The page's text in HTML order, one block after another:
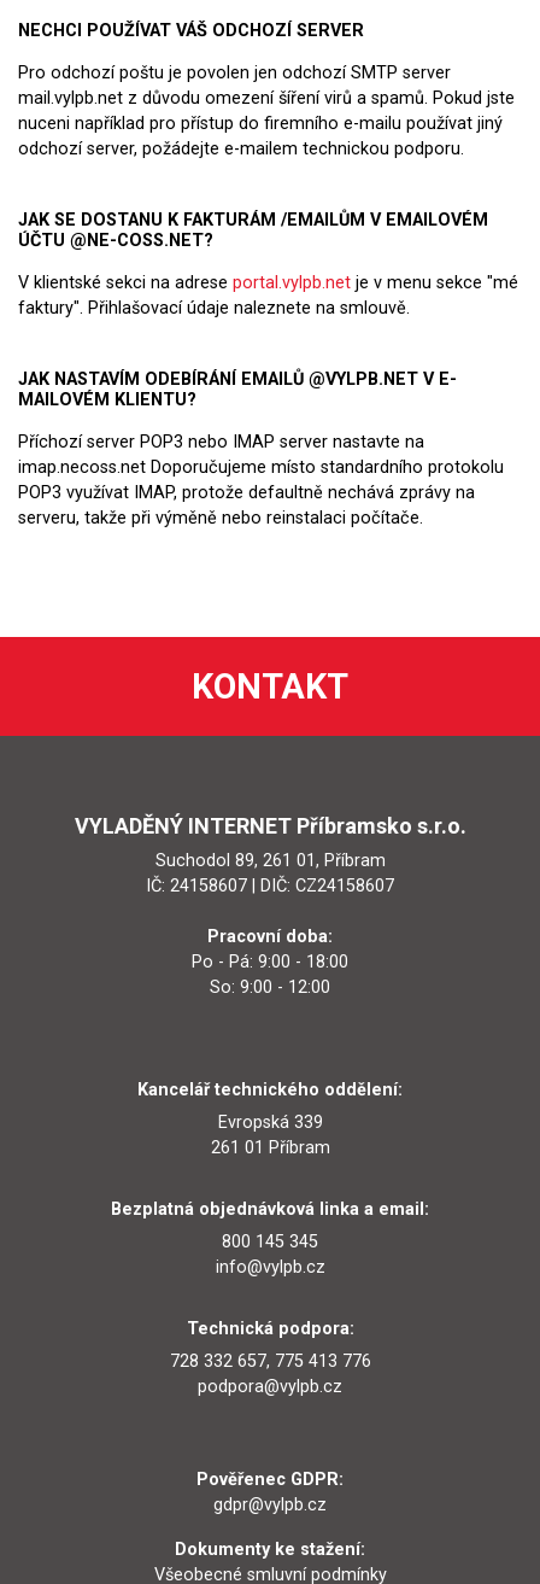
NECHCI POUŽÍVAT VÁŠ ODCHOZÍ SERVER
Pro odchozí poštu je povolen jen odchozí SMTP server
mail.vylpb.net z důvodu omezení šíření virů a spamů. Pokud jste
nuceni například pro přístup do firemního e-mailu používat jiný
odchozí server, požádejte e-mailem technickou podporu.
JAK SE DOSTANU K FAKTURÁM /EMAILŮM V EMAILOVÉM
ÚČTU @NE-COSS.NET?
V klientské sekci na adrese portal.vylpb.net je v menu sekce "mé
faktury". Přihlašovací údaje naleznete na smlouvě.
JAK NASTAVÍM ODEBÍRÁNÍ EMAILŮ @VYLPB.NET V E-
MAILOVÉM KLIENTU?
Příchozí server POP3 nebo IMAP server nastavte na
imap.necoss.net Doporučujeme místo standardního protokolu
POP3 využívat IMAP, protože defaultně nechává zprávy na
serveru, takže při výměně nebo reinstalaci počítače.
KONTAKT
VYLADĚNÝ INTERNET Příbramsko s.r.o.
Suchodol 89, 261 01, Příbram
IČ: 24158607 | DIČ: CZ24158607
Pracovní doba:
Po - Pá: 9:00 - 18:00
So: 9:00 - 12:00
Kancelář technického oddělení:
Evropská 339
261 01 Příbram
Bezplatná objednávková linka a email:
800 145 345
info@vylpb.cz
Technická podpora:
728 332 657, 775 413 776
podpora@vylpb.cz
Pověřenec GDPR:
gdpr@vylpb.cz
Dokumenty ke stažení:
Všeobecné smluvní podmínky